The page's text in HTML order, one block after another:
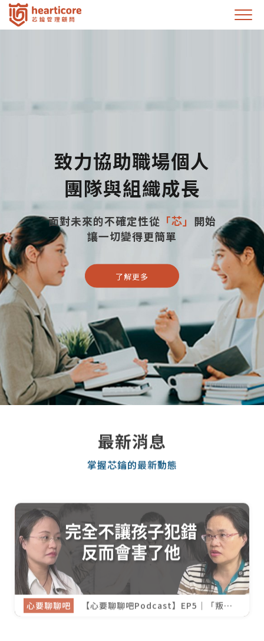
致力協助職場個人
團隊與組織成長
面對未來的不確定性從 「芯」 開始
讓一切變得更簡單
了解更多
最新消息
掌握芯鑰的最新動態
心要聊聊吧
【心要聊聊吧Podcast】EP5｜「叛逆